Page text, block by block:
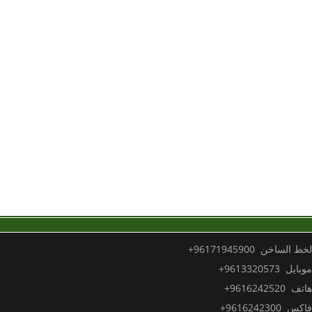
الساخن 96171945900+
موبايل 9613320573+
هاتف 9616242520+
فاكس 9616242300+